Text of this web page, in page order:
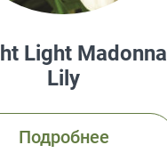
Light Madonna
Lily
Подробнее